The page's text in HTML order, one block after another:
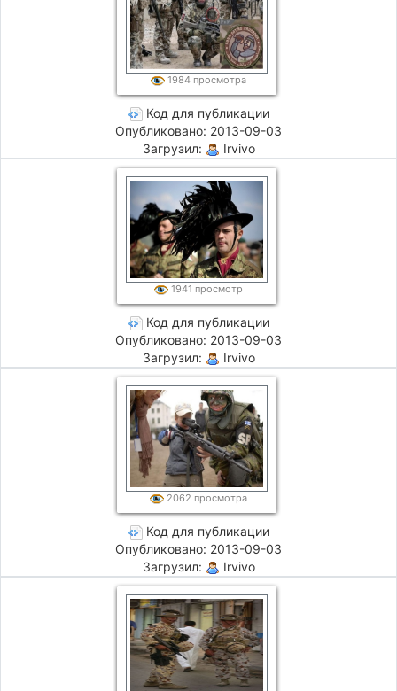
1984 просмотра
Код для публикации
Опубликовано: 2013-09-03
Загрузил:
Irvivo
1941 просмотр
Код для публикации
Опубликовано: 2013-09-03
Загрузил:
Irvivo
2062 просмотра
Код для публикации
Опубликовано: 2013-09-03
Загрузил:
Irvivo